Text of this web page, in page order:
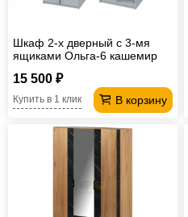
Шкаф 2-х дверный с 3-мя
ящиками Ольга-6 кашемир
15 500 ₽
В корзину
Купить в 1 клик